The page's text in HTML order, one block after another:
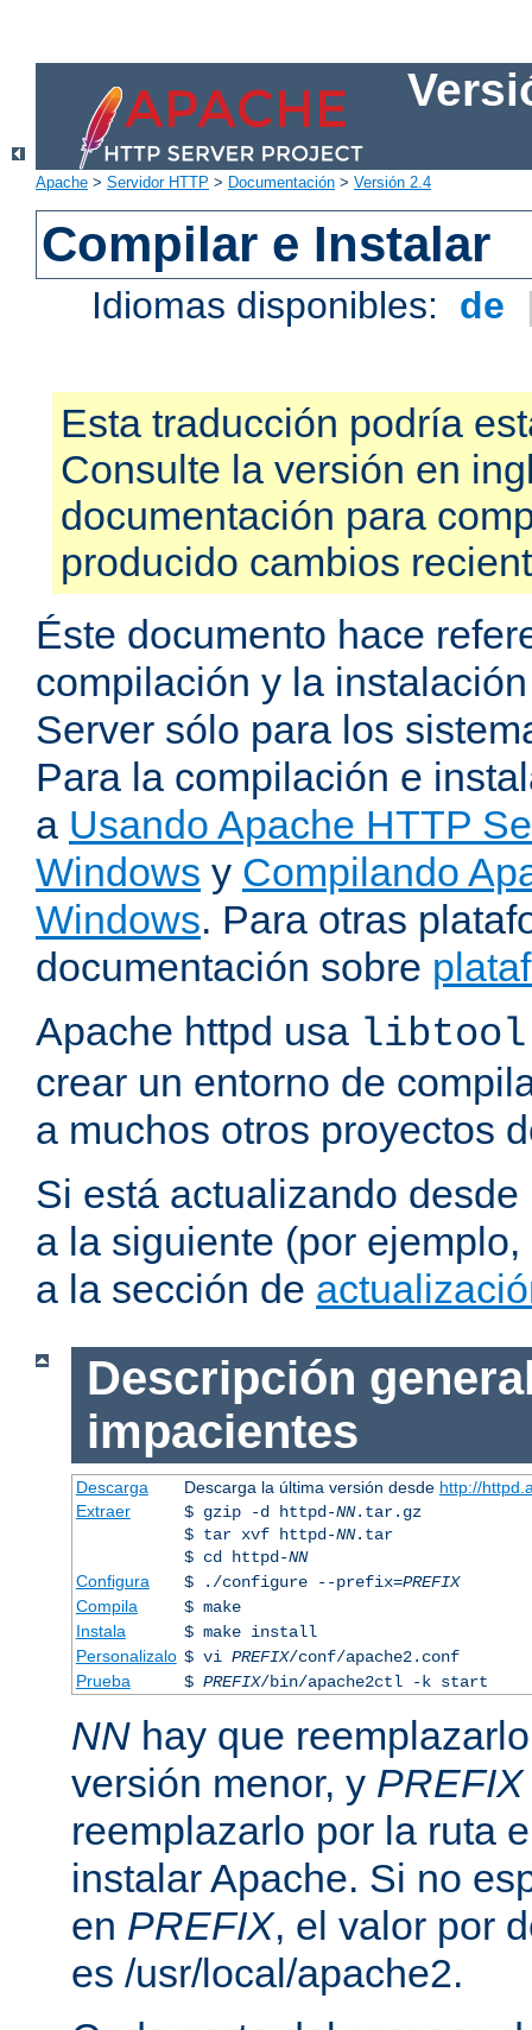
Apache > Servidor HTTP > Documentación > Versión 2.4
Compilar e Instalar
Idiomas disponibles: de
Esta traducción podría
Consulte la versión en
documentación para
producido cambios
Éste documento hace
compilación y la
Server sólo para los
Para la compilación e
a Usando Apache HTTP
Windows y Compilando
Windows. Para otras
documentación sobre
Apache httpd usa libtool
crear un entorno de
a muchos otros proyectos
Si está actualizando
a la siguiente (por
a la sección de
Descripción
impacientes
Descarga Descarga la última versión desde http://
Extraer
$ gzip -d httpd-NN.tar.gz
$ tar xvf httpd-NN.tar
$ cd httpd-NN
Configura
$ ./configure --prefix=PREFIX
Compila
$ make
Instala
$ make install
Personalizalo $ vi PREFIX/conf/apache2.conf
Prueba
$ PREFIX/bin/apache2ctl -k start
NN hay que
versión menor, y PREFIX
reemplazarlo por la ruta
instalar Apache. Si no
en PREFIX, el valor por
es /usr/local/apache2.